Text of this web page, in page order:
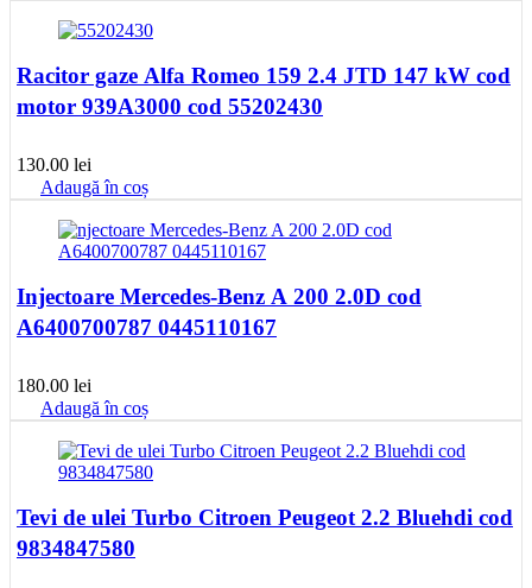
Racitor gaze Alfa Romeo 159 2.4 JTD 147 kW cod
motor 939A3000 cod 55202430
130.00 lei
Adaugă în coș
Injectoare Mercedes-Benz A 200 2.0D cod
A6400700787 0445110167
180.00 lei
Adaugă în coș
Tevi de ulei Turbo Citroen Peugeot 2.2 Bluehdi cod
9834847580